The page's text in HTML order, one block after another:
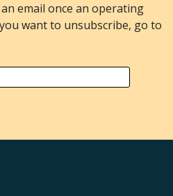
email once an operating
want to unsubscribe, go to